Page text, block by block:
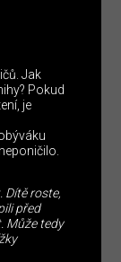
Jak
Pokud
je
Dítě roste,
před
Může tedy